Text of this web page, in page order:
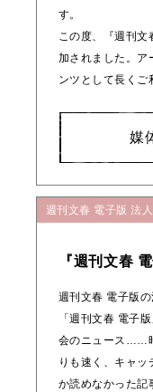
す。
この度、『週刊
加されました。ア
ンツとして長くご
媒
週刊文春 電子版 法
『週刊文春
週刊文春 電子版の
「週刊文春 電子
会のニュース……
りも速く、キャッ
か読めなかった記